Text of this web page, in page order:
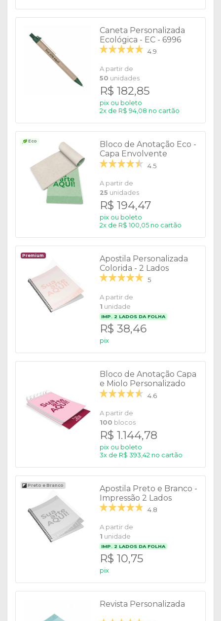
Caneta Personalizada
Ecológica - EC - 6996
4.9
A partir de
50 unidades
R$ 182,85
pix ou boleto
2x de R$ 94,08 no cartão
Eco
Bloco de Anotação Eco -
Capa Envolvente
4.5
A partir de
25 unidades
R$ 194,47
pix ou boleto
2x de R$ 100,05 no cartão
Premium
Apostila Personalizada
Colorida - 2 Lados
5
A partir de
1 unidade
IMP. 2 LADOS DA FOLHA
R$ 38,46
pix
Bloco de Anotação Capa
e Miolo Personalizado
4.6
A partir de
100 blocos
R$ 1.144,78
pix ou boleto
3x de R$ 393,42 no cartão
Preto e Branco
Apostila Preto e Branco -
Impressão 2 Lados
4.8
A partir de
1 unidade
IMP. 2 LADOS DA FOLHA
R$ 10,75
pix
Revista Personalizada